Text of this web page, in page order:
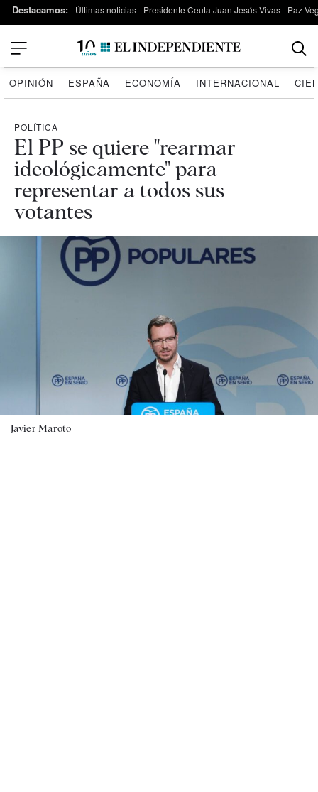
Destacamos: Últimas noticias Presidente Ceuta Juan Jesús Vivas Paz
OPINIÓN ESPAÑA ECONOMÍA INTERNACIONAL
POLÍTICA
El PP se quiere "rearmar
ideológicamente" para
representar a todos sus
votantes
Javier Maroto